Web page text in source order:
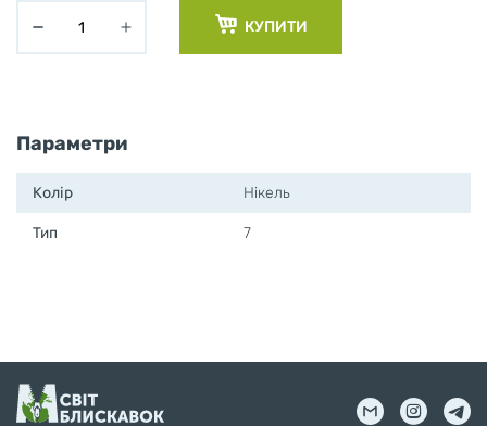
КУПИТИ
Параметри
Колір Нікель
Тип 7